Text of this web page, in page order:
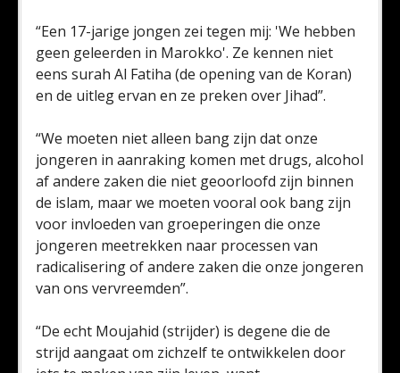
“Een 17-jarige jongen zei tegen mij: 'We hebben
geen geleerden in Marokko'. Ze kennen niet
eens surah Al Fatiha (de opening van de Koran)
en de uitleg ervan en ze preken over Jihad”.
“We moeten niet alleen bang zijn dat onze
jongeren in aanraking komen met drugs, alcohol
af andere zaken die niet geoorloofd zijn binnen
de islam, maar we moeten vooral ook bang zijn
voor invloeden van groeperingen die onze
jongeren meetrekken naar processen van
radicalisering of andere zaken die onze jongeren
van ons vervreemden”.
“De echt Moujahid (strijder) is degene die de
strijd aangaat om zichzelf te ontwikkelen door